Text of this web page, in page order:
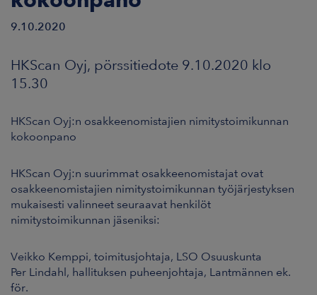
MEISTÄ
UUTISHUONE
9.10.2020
HKScan Oyj, pörssitiedote 9.10.2020 klo
15.30
HKScan Oyj:n osakkeenomistajien nimitystoimikunnan
kokoonpano
HKScan Oyj:n suurimmat osakkeenomistajat ovat
osakkeenomistajien nimitystoimikunnan työjärjestyksen
mukaisesti valinneet seuraavat henkilöt
nimitystoimikunnan jäseniksi:
Veikko Kemppi, toimitusjohtaja, LSO Osuuskunta
Per Lindahl, hallituksen puheenjohtaja, Lantmännen ek.
för.